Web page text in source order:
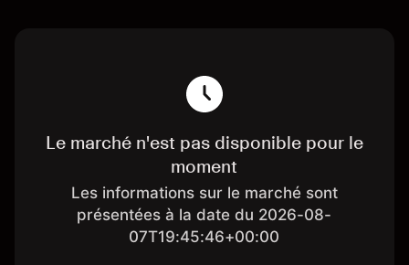
Le marché n'est pas disponible pour le
moment
Les informations sur le marché sont
présentées à la date du 2026-08-
07T19:45:46+00:00